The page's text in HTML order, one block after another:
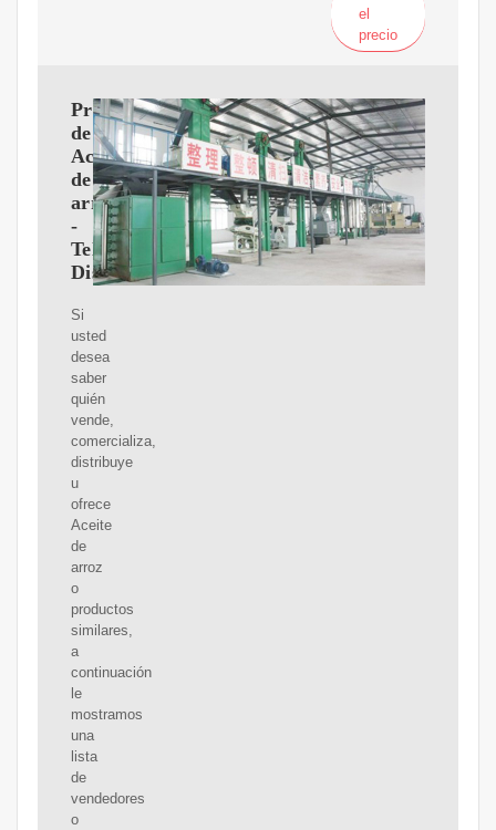
el
precio
Proveedores
de
Aceite
de
arroz
-
Teléfonos,
Distribuidores
Si
usted
desea
saber
quién
vende,
comercializa,
distribuye
u
ofrece
Aceite
de
arroz
o
productos
similares,
a
continuación
le
mostramos
una
lista
de
vendedores
o